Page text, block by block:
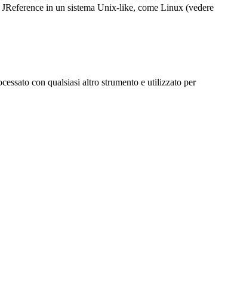
in un sistema Unix-like, come Linux (vedere
con qualsiasi altro strumento e utilizzato per